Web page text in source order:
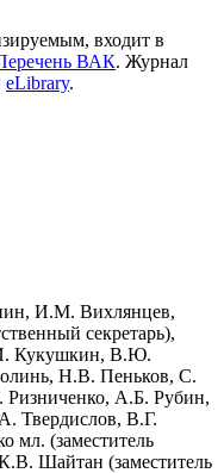
входит в
ВАК. Журнал
eLibrary.
И.М. Вихлянцев,
секретарь),
Кукушкин, В.Ю.
Н.В. Пеньков, С.
А.Б. Рубин,
Твеpдиcлов, В.Г.
мл. (заместитель
Шайтан (заместитель